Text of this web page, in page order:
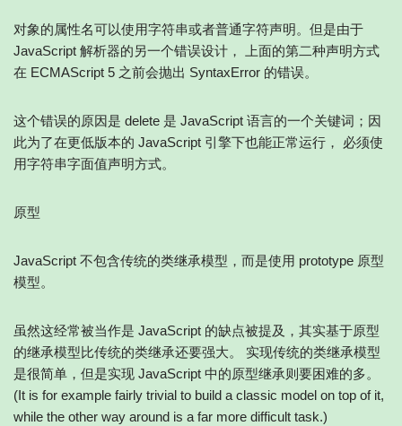
对象的属性名可以使用字符串或者普通字符声明。但是由于
JavaScript 解析器的另一个错误设计， 上面的第二种声明方式
在 ECMAScript 5 之前会抛出 SyntaxError 的错误。
这个错误的原因是 delete 是 JavaScript 语言的一个关键词；因
此为了在更低版本的 JavaScript 引擎下也能正常运行， 必须使
用字符串字面值声明方式。
原型
JavaScript 不包含传统的类继承模型，而是使用 prototype 原型
模型。
虽然这经常被当作是 JavaScript 的缺点被提及，其实基于原型
的继承模型比传统的类继承还要强大。 实现传统的类继承模型
是很简单，但是实现 JavaScript 中的原型继承则要困难的多。
(It is for example fairly trivial to build a classic model on top of it,
while the other way around is a far more difficult task.)